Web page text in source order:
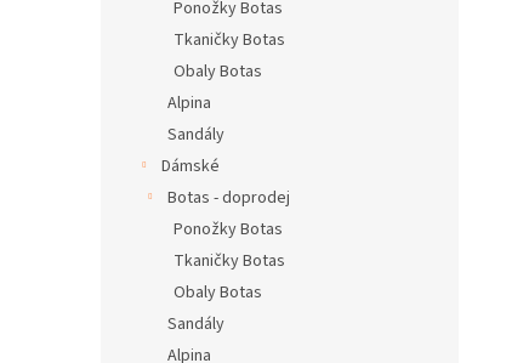
Ponožky Botas
Tkaničky Botas
Obaly Botas
Alpina
Sandály
Dámské
Botas - doprodej
Ponožky Botas
Tkaničky Botas
Obaly Botas
Sandály
Alpina